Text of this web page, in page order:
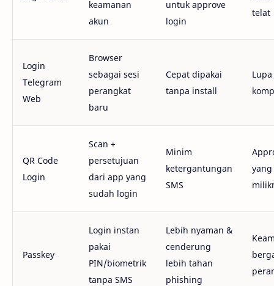
keamanan
akun
untuk approve
login
telat
Login
Telegram
Web
Browser
sebagai sesi
perangkat
baru
Cepat dipakai
tanpa install
QR Code
Login
Scan +
persetujuan
dari app yang
sudah login
Minim
ketergantungan
SMS
Passkey
Login instan
pakai
PIN/biometrik
tanpa SMS
Lebih nyaman &
cenderung
lebih tahan
phishing